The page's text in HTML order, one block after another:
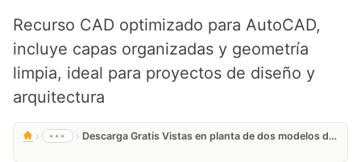
Recurso CAD optimizado para AutoCAD,
incluye capas organizadas y geometría
limpia, ideal para proyectos de diseño y
arquitectura
› ••• › Descarga Gratis Vistas en planta de dos modelos de cintas de correr en DWG